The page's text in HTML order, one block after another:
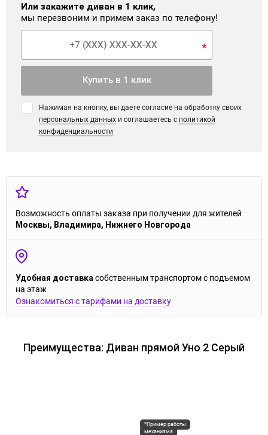
Или закажите диван в 1 клик,
мы перезвоним и примем заказ по телефону!
*
Купить в 1 клик
Нажимая на кнопку, вы даете согласие на обработку своих
персональных данных и соглашаетесь с политикой
конфиденциальности
Возможность оплаты заказа при получении для жителей
Москвы, Владимира, Нижнего Новгорода
Удобная доставка собственным транспортом с подъемом
на этаж
Ознакомиться с тарифами на доставку
Преимущества: Диван прямой Уно 2 Серый
*Пример работы
механизма